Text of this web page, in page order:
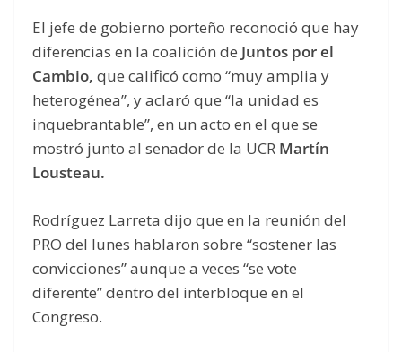
El jefe de gobierno porteño reconoció que hay
diferencias en la coalición de Juntos por el
Cambio, que calificó como “muy amplia y
heterogénea”, y aclaró que “la unidad es
inquebrantable”, en un acto en el que se
mostró junto al senador de la UCR Martín
Lousteau.
Rodríguez Larreta dijo que en la reunión del
PRO del lunes hablaron sobre “sostener las
convicciones” aunque a veces “se vote
diferente” dentro del interbloque en el
Congreso.